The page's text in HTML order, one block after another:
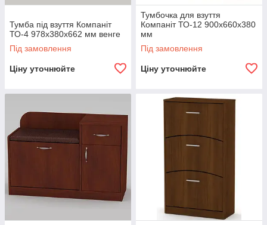
Тумба під взуття Компаніт
ТО-4 978х380х662 мм венге
Під замовлення
Ціну уточнюйте
Тумбочка для взуття
Компаніт ТО-12 900х660х380
мм
Під замовлення
Ціну уточнюйте